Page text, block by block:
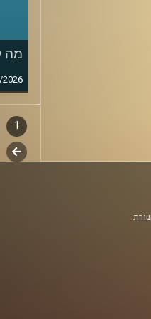
מה
סגירה
1
לשלב